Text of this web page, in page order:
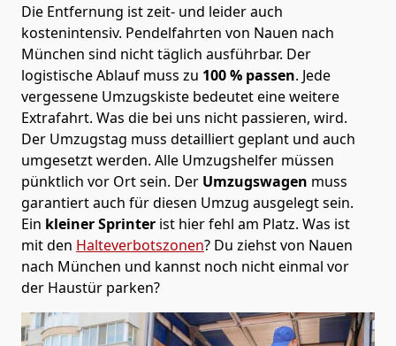
Die Entfernung ist zeit- und leider auch
kostenintensiv. Pendelfahrten von Nauen nach
München sind nicht täglich ausführbar. Der
logistische Ablauf muss zu 100 % passen. Jede
vergessene Umzugskiste bedeutet eine weitere
Extrafahrt. Was die bei uns nicht passieren, wird.
Der Umzugstag muss detailliert geplant und auch
umgesetzt werden. Alle Umzugshelfer müssen
pünktlich vor Ort sein. Der Umzugswagen muss
garantiert auch für diesen Umzug ausgelegt sein.
Ein kleiner Sprinter ist hier fehl am Platz. Was ist
mit den Halteverbotszonen? Du ziehst von Nauen
nach München und kannst noch nicht einmal vor
der Haustür parken?